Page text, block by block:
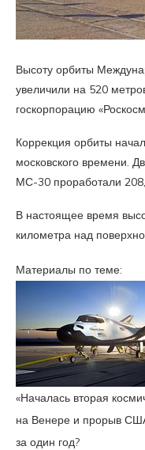
Высоту орбиты
увеличили на 520
госкорпорацию
Коррекция орбиты
московского времени.
МС-30 проработали
В настоящее время
километра над
Материалы по теме:
«Началась вторая
на Венере и прорыв
за один год?